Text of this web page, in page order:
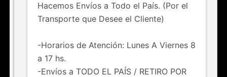
¿Tenés dudas o consultas?
Chateá con nosotros vía whatsapp
Hacemos Envíos a Todo el País. (Por el
Transporte que Desee el Cliente)
-Horarios de Atención: Lunes A Viernes 8
a 17 hs.
-Envíos a TODO EL PAÍS / RETIRO POR